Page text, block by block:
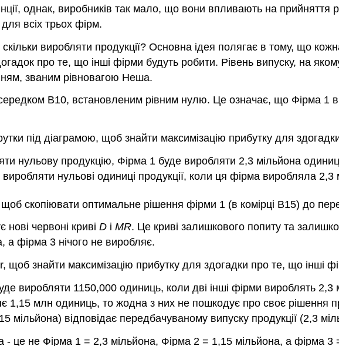
однак, виробників так мало, що вони впливають на
всіх трьох фірм.
виробляти продукції? Основна ідея полягає в тому, що
про те, що інші фірми будуть робити. Рівень випуску, на
званим рівновагою Неша.
B10, встановленим рівним нулю. Це означає, що Фірма 1
під діаграмою, щоб знайти максимізацію прибутку для
нульову продукцію, Фірма 1 буде виробляти 2,3 мільйона
нульові одиниці продукції, коли ця фірма виробляла
щоб скопіювати оптимальне рішення фірми 1 (в комірці B15) до
нові червоні криві D і MR. Це криві залишкового попиту та
фірма 3 нічого не виробляє.
щоб знайти максимізацію прибутку для здогадки про те, що інші
виробляти 1150,000 одиниць, коли дві інші фірми вироблять
млн одиниць, то жодна з них не пошкодує про своє рішення
мільйона) відповідає передбачуваному випуску продукції (2,3
- це не Фірма 1 = 2,3 мільйона, Фірма 2 = 1,15 мільйона, а фірма